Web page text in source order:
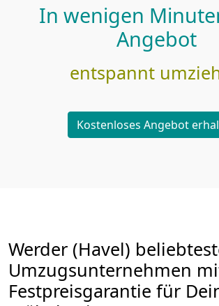
In wenigen
Angebot
entspannt
Kostenloses Angebot
Werder (Havel)
Umzugsunternehmen
Festpreisgarantie für